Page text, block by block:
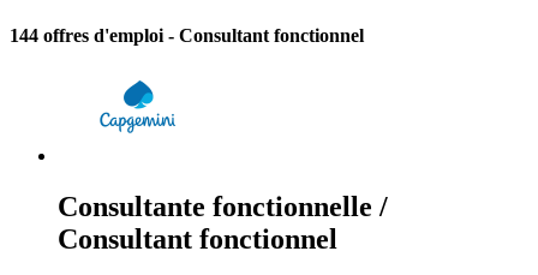
144 offres d'emploi - Consultant fonctionnel
Consultante fonctionnelle /
Consultant fonctionnel